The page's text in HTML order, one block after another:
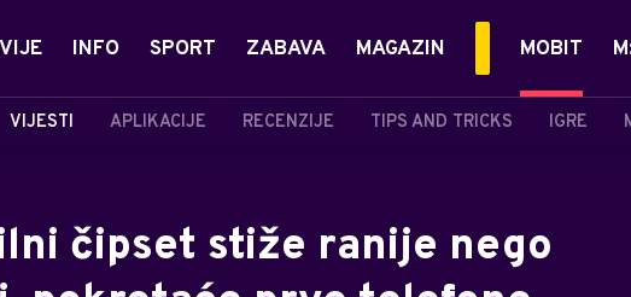
INFO SPORT ZABAVA MAGAZIN MOBIT
VIJESTI APLIKACIJE RECENZIJE TIPS AND TRICKS IGRE
čipset stiže ranije nego